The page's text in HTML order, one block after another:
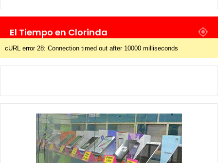
El Tiempo en Clorinda
cURL error 28: Connection timed out after 10000 milliseconds